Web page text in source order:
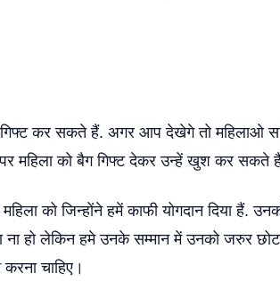
कर सकते हैं. अगर आप देखेगे तो महिलाओ
पर महिला को बैग गिफ्ट देकर उन्हें खुश कर सकते
को जिन्होंने हमें काफी योगदान दिया हैं.
ना हो लेकिन हमे उनके सम्मान में उनको जरुर छोटा
चाहिए।